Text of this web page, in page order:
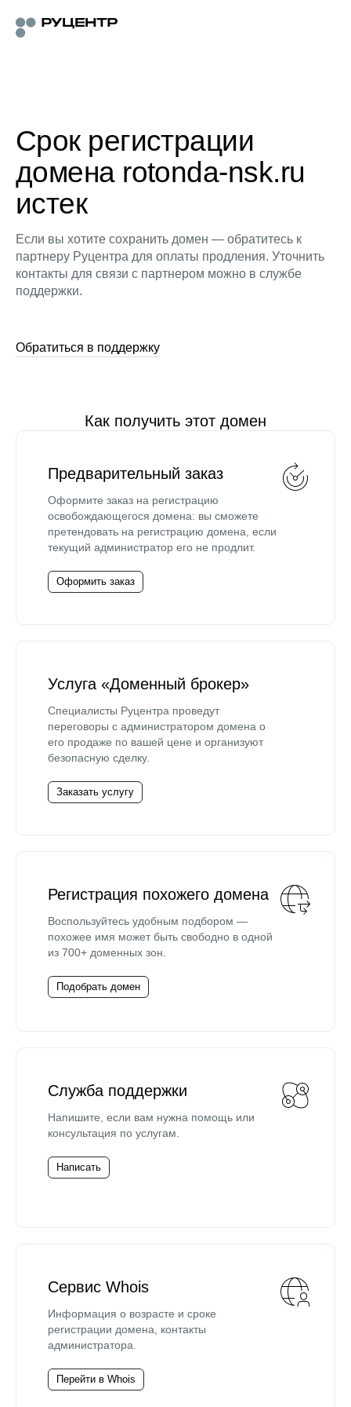
Срок регистрации
домена rotonda-nsk.ru
истек
Если вы хотите сохранить домен — обратитесь к
партнеру Руцентра для оплаты продления. Уточнить
контакты для связи с партнером можно в службе
поддержки.
Обратиться в поддержку
Как получить этот домен
Предварительный заказ
Оформите заказ на регистрацию
освобождающегося домена: вы сможете
претендовать на регистрацию домена, если
текущий администратор его не продлит.
Оформить заказ
Услуга «Доменный брокер»
Специалисты Руцентра проведут
переговоры с администратором домена о
его продаже по вашей цене и организуют
безопасную сделку.
Заказать услугу
Регистрация похожего домена
Воспользуйтесь удобным подбором —
похожее имя может быть свободно в одной
из 700+ доменных зон.
Подобрать домен
Служба поддержки
Напишите, если вам нужна помощь или
консультация по услугам.
Написать
Сервис Whois
Информация о возрасте и сроке
регистрации домена, контакты
администратора.
Перейти в Whois